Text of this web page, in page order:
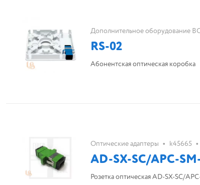
Дополнительное оборудование
RS-02
Абонентская оптическая коробка
Оптические адаптеры • k45665 •
AD-SX-SC/APC-
Розетка оптическая AD-SX-SC/